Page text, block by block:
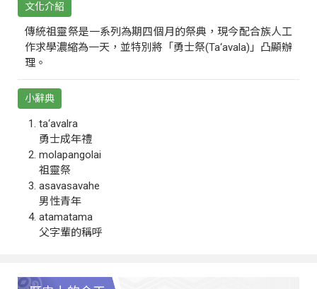
文化介紹
傳統祖靈祭是一系列為期四個月的祭典，現今配合族人工
作求學濃縮為一天，並特別將「勇士祭(Ta‘avala)」凸顯辦
理。
小辭典
ta‘avalra
勇士成年禮
molapangolai
祖靈祭
asavasavahe
男性青年
atamatama
父字輩的稱呼